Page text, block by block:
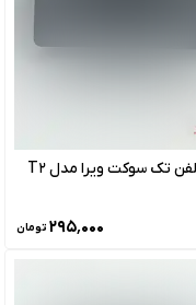
کلید تلفن تک سوکت ویرا مدل T2
۲۹۵٬۰۰۰ تومان